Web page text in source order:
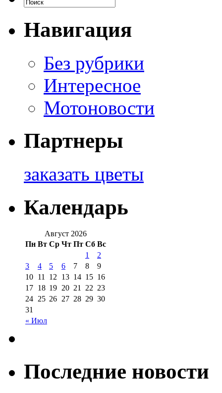
Навигация
Без рубрики
Интересное
Мотоновости
Партнеры
заказать цветы
Календарь
Август 2026
Пн Вт Ср Чт Пт Сб Вс
« Июл
1
2
3
4 5 6 7 8
9
10 11 12 13 14 15 16
17 18 19 20 21 22 23
24 25 26 27 28 29 30
31
Последние новости